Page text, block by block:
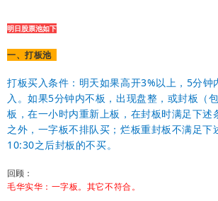
明日股票池如下
一、打板池
打板买入条件：明天如果高开3%以上，5分钟
入。如果5分钟内不板，出现盘整，或封板（
板，在一小时内重新上板，在封板时满足下述
之外，一字板不排队买；烂板重封板不满足下
10:30之后封板的不买。
回顾：
毛华实华：一字板。其它不符合。